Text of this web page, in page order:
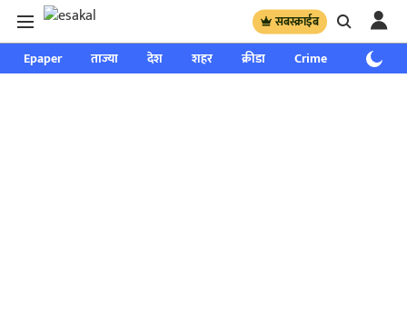
सबस्क्राईब
Epaper ताज्या देश शहर क्रीडा Crime साप्ताहिक